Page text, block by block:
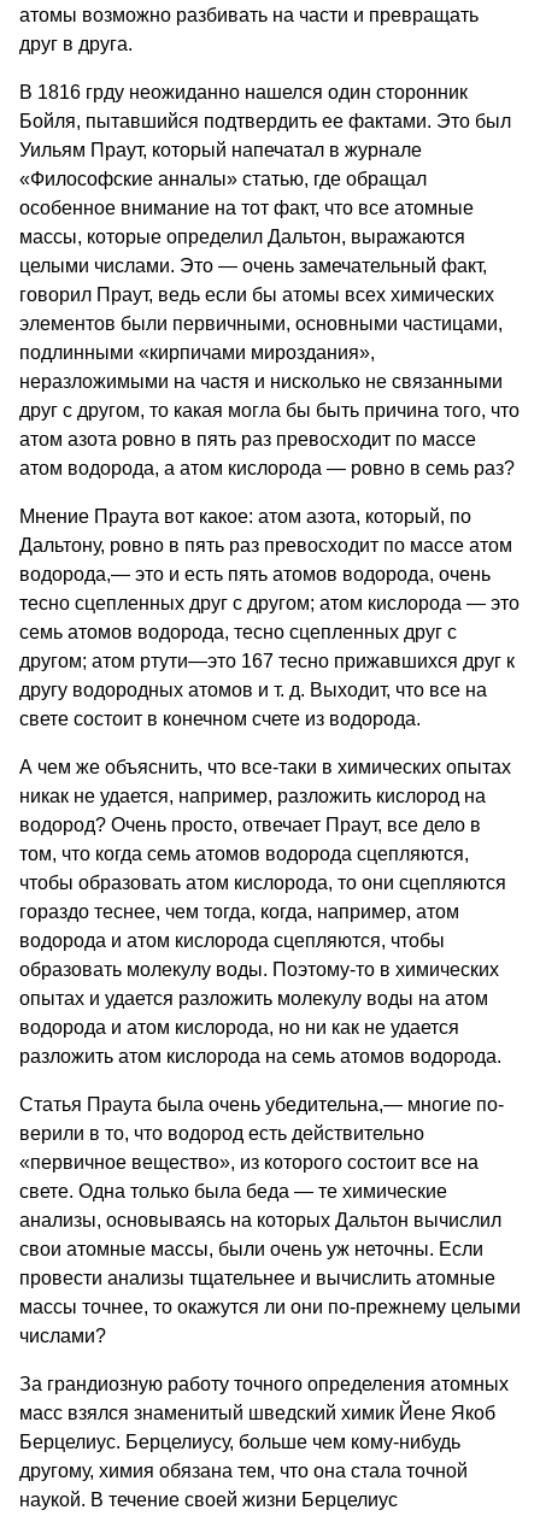
атомы возможно разбивать на части и превращать
друг в друга.
В 1816 грду неожиданно нашелся один сторонник
Бойля, пытавшийся под­твердить ее фактами. Это был
Уильям Праут, который напечатал в жур­нале
«Философские анналы» статью, где обращал
особенное внимание на тот факт, что все атомные
массы, которые определил Дальтон, выража­ются
целыми числами. Это — очень замечательный факт,
говорил Праут, ведь если бы атомы всех химических
эле­ментов были первичными, основными частицами,
подлин­ными «кирпичами мироздания»,
неразложимыми на частя и нисколько не связанными
друг с другом, то какая могла бы быть причина того, что
атом азота ровно в пять раз превосходит по массе
атом водорода, а атом кислоро­да — ровно в семь раз?
Мнение Праута вот ка­кое: атом азота, который, по
Дальтону, ровно в пять раз превосходит по массе атом
водорода,— это и есть пять атомов водорода, очень
тесно сцепленных друг с другом; атом кислорода — это
семь атомов водорода, тесно сцеп­ленных друг с
другом; атом ртути—это 167 тесно при­жавшихся друг к
другу водородных атомов и т. д. Выходит, что все на
свете состоит в конечном счете из водо­рода.
А чем же объяснить, что все-таки в химических опытах
никак не удается, например, разложить кислород на
водород? Очень просто, отвечает Праут, все дело в
том, что когда семь атомов водорода сцепляются,
чтобы образовать атом кислорода, то они сцепляются
гораздо теснее, чем тогда, когда, например, атом
водорода и атом кислорода сцепляются, чтобы
образовать молекулу воды. Поэтому-то в химических
опытах и удается разложить мо­лекулу воды на атом
водорода и атом кислорода, но ни как не удается
разложить атом кислорода на семь атомов водорода.
Статья Праута была очень убедительна,— многие по­
верили в то, что водород есть действительно
«первичное вещество», из которого состоит все на
свете. Одна только была беда — те химические
анализы, основываясь на ко­торых Дальтон вычислил
свои атомные массы, были очень уж неточны. Если
провести анализы тщательнее и вычис­лить атомные
массы точнее, то окажутся ли они по-преж­нему целыми
числами?
За грандиозную работу точного определения атомных
масс взялся знаменитый шведский химик Йене Якоб
Берцелиус. Берцелиусу, больше чем кому-нибудь
другому, химия обязана тем, что она стала точной
наукой. В течение своей жизни Берцели­ус